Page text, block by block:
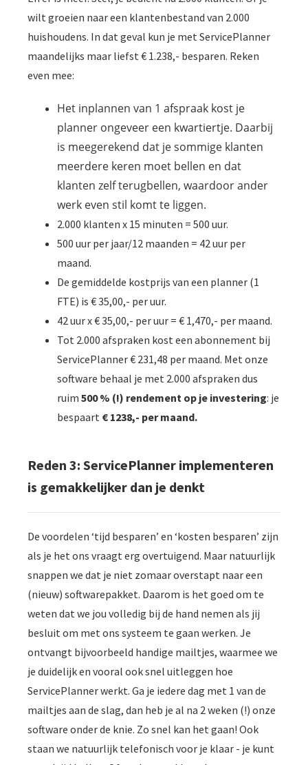
wilt groeien naar een klantenbestand van 2.000
huishoudens. In dat geval kun je met ServicePlanner
maandelijks maar liefst € 1.238,- besparen. Reken
even mee:
Het inplannen van 1 afspraak kost je
planner ongeveer een kwartiertje. Daarbij
is meegerekend dat je sommige klanten
meerdere keren moet bellen en dat
klanten zelf terugbellen, waardoor ander
werk even stil komt te liggen.
2.000 klanten x 15 minuten = 500 uur.
500 uur per jaar/12 maanden = 42 uur per
maand.
De gemiddelde kostprijs van een planner (1
FTE) is € 35,00,- per uur.
42 uur x € 35,00,- per uur = € 1,470,- per maand.
Tot 2.000 afspraken kost een abonnement bij
ServicePlanner € 231,48 per maand. Met onze
software behaal je met 2.000 afspraken dus
ruim 500 % (!) rendement op je investering: je
bespaart € 1238,- per maand.
Reden 3: ServicePlanner implementeren
is gemakkelijker dan je denkt
De voordelen ‘tijd besparen’ en ‘kosten besparen’ zijn
als je het ons vraagt erg overtuigend. Maar natuurlijk
snappen we dat je niet zomaar overstapt naar een
(nieuw) softwarepakket. Daarom is het goed om te
weten dat we jou volledig bij de hand nemen als jij
besluit om met ons systeem te gaan werken. Je
ontvangt bijvoorbeeld handige mailtjes, waarmee we
je duidelijk en vooral ook snel uitleggen hoe
ServicePlanner werkt. Ga je iedere dag met 1 van de
mailtjes aan de slag, dan heb je al na 2 weken (!) onze
software onder de knie. Zo snel kan het gaan! Ook
staan we natuurlijk telefonisch voor je klaar - je kunt